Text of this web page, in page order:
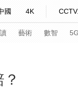
國 4K
藝術 數智 5G